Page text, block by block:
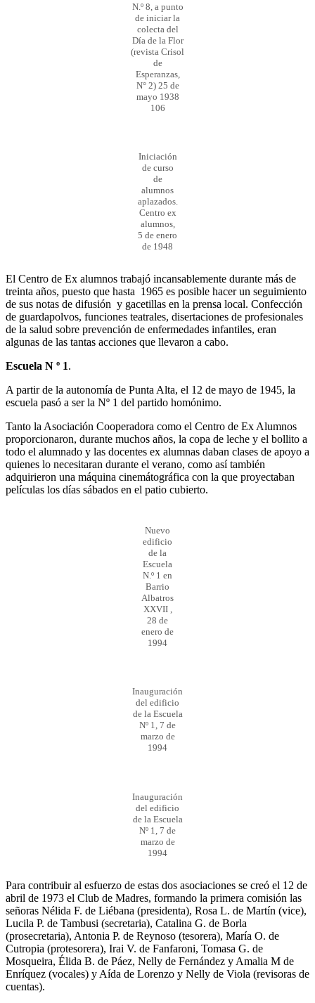
N.º 8, a punto
de iniciar la
colecta del
Día de la Flor
(revista Crisol
de
Esperanzas,
N° 2) 25 de
mayo 1938
106
Iniciación
de curso
de
alumnos
aplazados.
Centro ex
alumnos,
5 de enero
de 1948
El Centro de Ex alumnos trabajó incansablemente durante más de
treinta años, puesto que hasta 1965 es posible hacer un seguimiento
de sus notas de difusión y gacetillas en la prensa local. Confección
de guardapolvos, funciones teatrales, disertaciones de profesionales
de la salud sobre prevención de enfermedades infantiles, eran
algunas de las tantas acciones que llevaron a cabo.
Escuela N º 1.
A partir de la autonomía de Punta Alta, el 12 de mayo de 1945, la
escuela pasó a ser la Nº 1 del partido homónimo.
Tanto la Asociación Cooperadora como el Centro de Ex Alumnos
proporcionaron, durante muchos años, la copa de leche y el bollito a
todo el alumnado y las docentes ex alumnas daban clases de apoyo a
quienes lo necesitaran durante el verano, como así también
adquirieron una máquina cinemátográfica con la que proyectaban
películas los días sábados en el patio cubierto.
Nuevo
edificio
de la
Escuela
N.º 1 en
Barrio
Albatros
XXVII ,
28 de
enero de
1994
Inauguración
del edificio
de la Escuela
Nº 1, 7 de
marzo de
1994
Inauguración
del edificio
de la Escuela
Nº 1, 7 de
marzo de
1994
Para contribuir al esfuerzo de estas dos asociaciones se creó el 12 de
abril de 1973 el Club de Madres, formando la primera comisión las
señoras Nélida F. de Liébana (presidenta), Rosa L. de Martín (vice),
Lucila P. de Tambusi (secretaria), Catalina G. de Borla
(prosecretaria), Antonia P. de Reynoso (tesorera), María O. de
Cutropia (protesorera), Irai V. de Fanfaroni, Tomasa G. de
Mosqueira, Élida B. de Páez, Nelly de Fernández y Amalia M de
Enríquez (vocales) y Aída de Lorenzo y Nelly de Viola (revisoras de
cuentas).